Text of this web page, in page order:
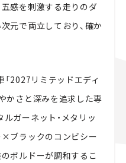
感を刺激する走りのダ
元で両立しており、確か
2027リミテッドエディ
かさと深みを追求した専
ガーネット・メタリッ
×ブラックのコンビシー
ボルドーが調和するこ